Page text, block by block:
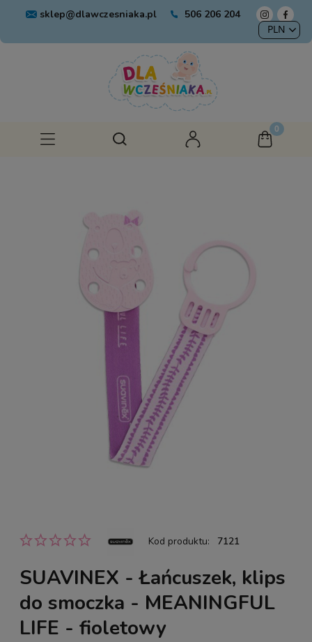
sklep@dlawczesniaka.pl 506 206 204
Kod produktu: 7121
SUAVINEX - Łańcuszek, klips
do smoczka - MEANINGFUL
LIFE - fioletowy